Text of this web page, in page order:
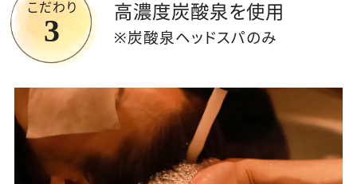
こだわり
3
高濃度炭酸泉を使用
※炭酸泉ヘッドスパのみ